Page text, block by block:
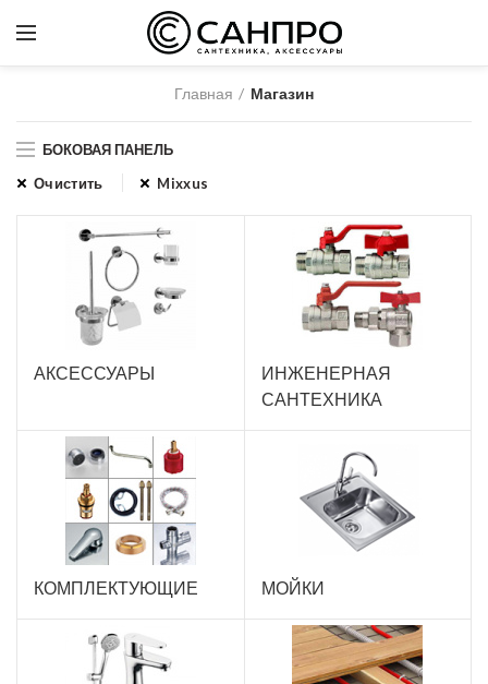
Главная Магазин
БОКОВАЯ ПАНЕЛЬ
Очистить
Mixxus
АКСЕССУАРЫ
ИНЖЕНЕРНАЯ
САНТЕХНИКА
КОМПЛЕКТУЮЩИЕ МОЙКИ